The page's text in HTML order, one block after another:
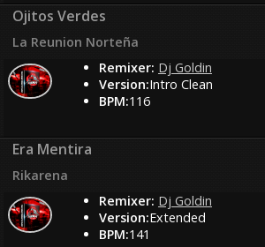
Ojitos Verdes
La Reunion Norteña
Remixer: Dj Goldin
Version:Intro Clean
BPM:116
Era Mentira
Rikarena
Remixer: Dj Goldin
Version:Extended
BPM:141